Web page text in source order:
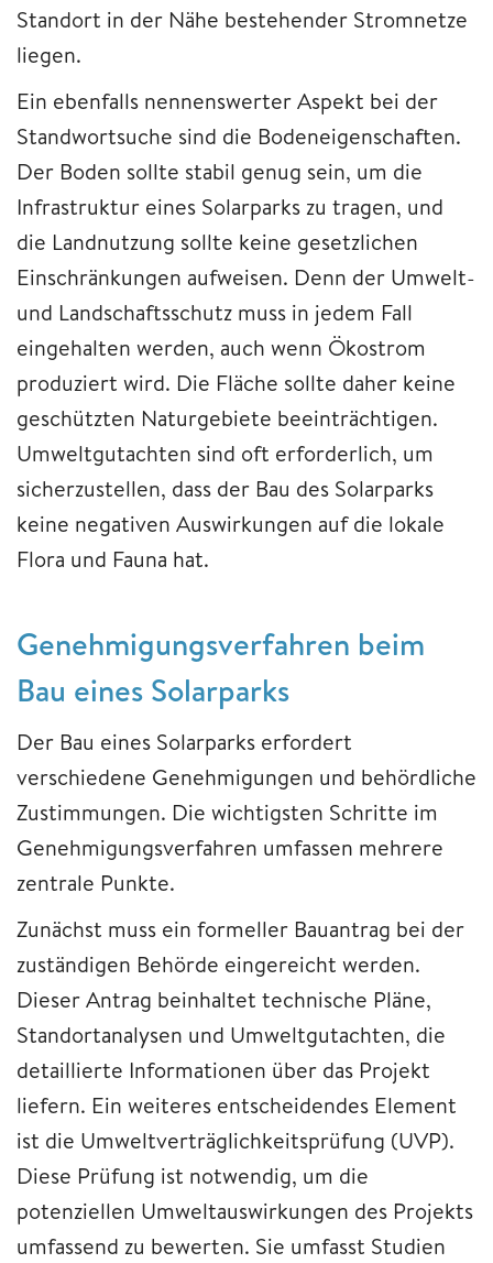
Standort in der Nähe bestehender Stromnetze
liegen.
Ein ebenfalls nennenswerter Aspekt bei der
Standwortsuche sind die Bodeneigenschaften.
Der Boden sollte stabil genug sein, um die
Infrastruktur eines Solarparks zu tragen, und
die Landnutzung sollte keine gesetzlichen
Einschränkungen aufweisen. Denn der Umwelt-
und Landschaftsschutz muss in jedem Fall
eingehalten werden, auch wenn Ökostrom
produziert wird. Die Fläche sollte daher keine
geschützten Naturgebiete beeinträchtigen.
Umweltgutachten sind oft erforderlich, um
sicherzustellen, dass der Bau des Solarparks
keine negativen Auswirkungen auf die lokale
Flora und Fauna hat.
Genehmigungsverfahren beim
Bau eines Solarparks
Der Bau eines Solarparks erfordert
verschiedene Genehmigungen und behördliche
Zustimmungen. Die wichtigsten Schritte im
Genehmigungsverfahren umfassen mehrere
zentrale Punkte.
Zunächst muss ein formeller Bauantrag bei der
zuständigen Behörde eingereicht werden.
Dieser Antrag beinhaltet technische Pläne,
Standortanalysen und Umweltgutachten, die
detaillierte Informationen über das Projekt
liefern. Ein weiteres entscheidendes Element
ist die Umweltverträglichkeitsprüfung (UVP).
Diese Prüfung ist notwendig, um die
potenziellen Umweltauswirkungen des Projekts
umfassend zu bewerten. Sie umfasst Studien